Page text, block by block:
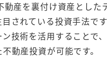
動産を裏付け資産とした
されている投資手法です
技術を活用することで
動産投資が可能です。